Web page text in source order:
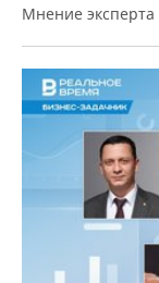
Мнение эксперта